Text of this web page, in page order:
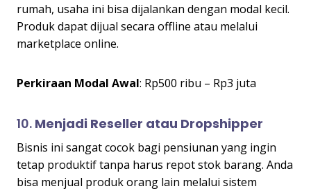
rumah, usaha ini bisa dijalankan dengan modal kecil.
Produk dapat dijual secara offline atau melalui
marketplace online.
Perkiraan Modal Awal: Rp500 ribu – Rp3 juta
10. Menjadi Reseller atau Dropshipper
Bisnis ini sangat cocok bagi pensiunan yang ingin
tetap produktif tanpa harus repot stok barang. Anda
bisa menjual produk orang lain melalui sistem